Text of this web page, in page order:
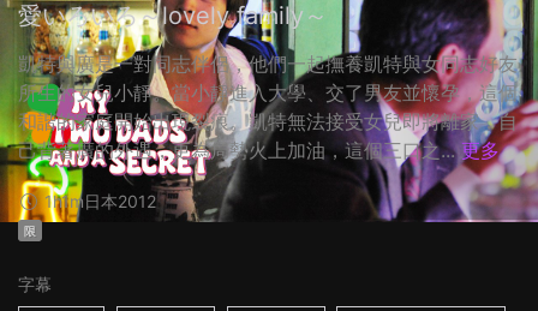
愛いろいろ～lovely family～
凱特與廣是一對同志伴侶，他們一起撫養凱特與女同志好友
所生的女兒小靜。當小靜進入大學、交了男友並懷孕，這個
和諧的家庭開始出現裂痕。凱特無法接受女兒即將離家，自
己背著廣的外遇，更為局勢火上加油，這個三口之... 更多
1h1m日本2012
限
字幕